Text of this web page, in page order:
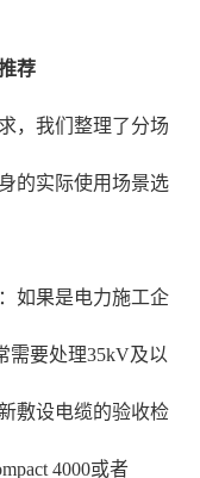
荐
，我们整理了分场
的实际使用场景选
如果是电力施工企
需要处理35kV及以
敷设电缆的验收检
4000或者